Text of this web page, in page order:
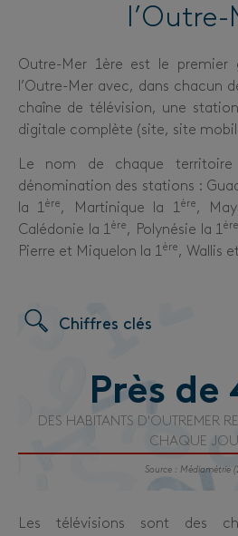
l’Outre-
Outre-Mer 1ère est le premier
l’Outre-Mer avec, dans chacun
chaîne de télévision, une
digitale complète (site, site
Le nom de chaque
dénomination des stations :
la 1ère, Martinique la 1ère,
Calédonie la 1ère, Polynésie la 1ère
Pierre et Miquelon la 1ère, Wallis
Chiffres clés
Près de
DES HABITANTS D'OUTREMER
CHAQUE
Source : Médiamétrie
Les télévisions sont des